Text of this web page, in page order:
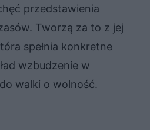
przedstawienia
Tworzą za to z jej
spełnia konkretne
wzbudzenie w
walki o wolność.